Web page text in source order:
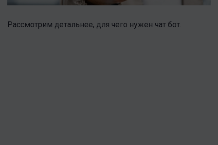
Рассмотрим детальнее, для чего нужен чат бот.